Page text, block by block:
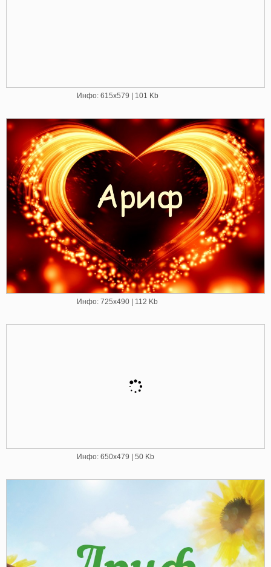
Инфо: 615х579 | 101 Kb
Инфо: 725х490 | 112 Kb
Инфо: 650х479 | 50 Kb